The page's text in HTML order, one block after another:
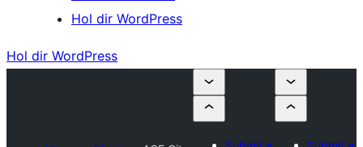
Hol dir WordPress
Hol dir WordPress